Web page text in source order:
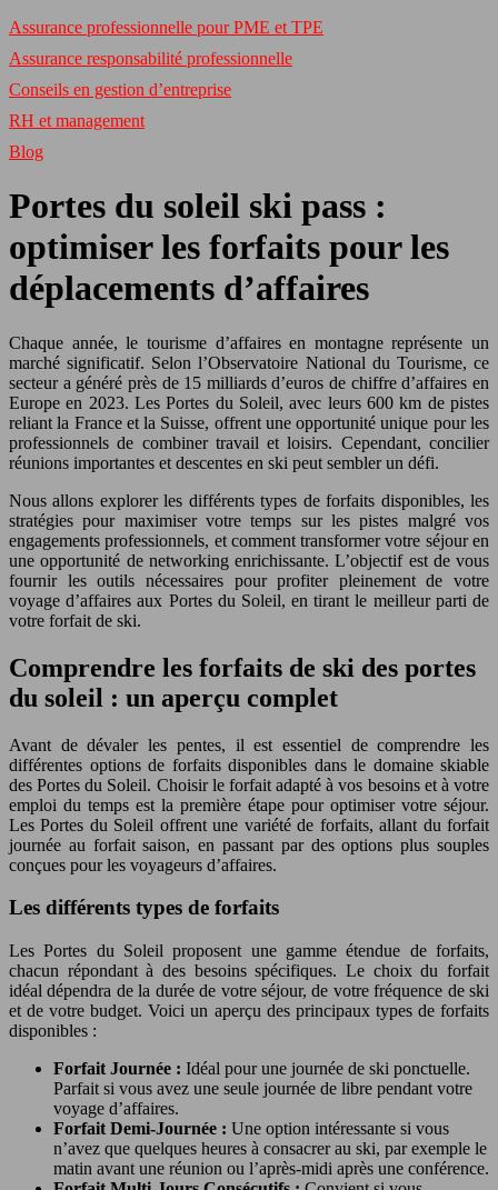
Assurance professionnelle pour PME et TPE
Assurance responsabilité professionnelle
Conseils en gestion d’entreprise
RH et management
Blog
Portes du soleil ski pass :
optimiser les forfaits pour les
déplacements d’affaires
Chaque année, le tourisme d’affaires en montagne représente un
marché significatif. Selon l’Observatoire National du Tourisme, ce
secteur a généré près de 15 milliards d’euros de chiffre d’affaires en
Europe en 2023. Les Portes du Soleil, avec leurs 600 km de pistes
reliant la France et la Suisse, offrent une opportunité unique pour les
professionnels de combiner travail et loisirs. Cependant, concilier
réunions importantes et descentes en ski peut sembler un défi.
Nous allons explorer les différents types de forfaits disponibles, les
stratégies pour maximiser votre temps sur les pistes malgré vos
engagements professionnels, et comment transformer votre séjour en
une opportunité de networking enrichissante. L’objectif est de vous
fournir les outils nécessaires pour profiter pleinement de votre
voyage d’affaires aux Portes du Soleil, en tirant le meilleur parti de
votre forfait de ski.
Comprendre les forfaits de ski des portes
du soleil : un aperçu complet
Avant de dévaler les pentes, il est essentiel de comprendre les
différentes options de forfaits disponibles dans le domaine skiable
des Portes du Soleil. Choisir le forfait adapté à vos besoins et à votre
emploi du temps est la première étape pour optimiser votre séjour.
Les Portes du Soleil offrent une variété de forfaits, allant du forfait
journée au forfait saison, en passant par des options plus souples
conçues pour les voyageurs d’affaires.
Les différents types de forfaits
Les Portes du Soleil proposent une gamme étendue de forfaits,
chacun répondant à des besoins spécifiques. Le choix du forfait
idéal dépendra de la durée de votre séjour, de votre fréquence de ski
et de votre budget. Voici un aperçu des principaux types de forfaits
disponibles :
Forfait Journée : Idéal pour une journée de ski ponctuelle.
Parfait si vous avez une seule journée de libre pendant votre
voyage d’affaires.
Forfait Demi-Journée : Une option intéressante si vous
n’avez que quelques heures à consacrer au ski, par exemple le
matin avant une réunion ou l’après-midi après une conférence.